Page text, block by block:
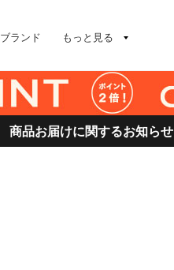
ブランド もっと見る
商品お届けに関するお知らせ